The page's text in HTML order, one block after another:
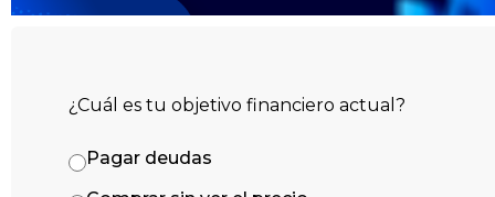
¿Cuál es tu objetivo financiero actual?
Pagar deudas